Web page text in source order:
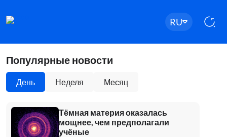
RU
Популярные новости
День Неделя Месяц
Тёмная материя оказалась
мощнее, чем предполагали
учёные